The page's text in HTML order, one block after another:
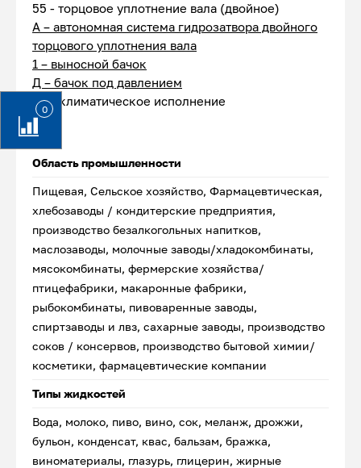
0
55 - торцовое уплотнение вала (двойное)
А – автономная система гидрозатвора двойного
торцового уплотнения вала
1 – выносной бачок
Д – бачок под давлением
У2 - климатическое исполнение
Область промышленности
Пищевая, Сельское хозяйство, Фармацевтическая,
хлебозаводы / кондитерские предприятия,
производство безалкогольных напитков,
маслозаводы, молочные заводы/хладокомбинаты,
мясокомбинаты, фермерские хозяйства/
птицефабрики, макаронные фабрики,
рыбокомбинаты, пивоваренные заводы,
спиртзаводы и лвз, сахарные заводы, производство
соков / консервов, производство бытовой химии/
косметики, фармацевтические компании
Типы жидкостей
Вода, молоко, пиво, вино, сок, меланж, дрожжи,
бульон, конденсат, квас, бальзам, бражка,
виноматериалы, глазурь, глицерин, жирные